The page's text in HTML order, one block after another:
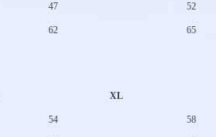
47 52
62 65
XL
54 58